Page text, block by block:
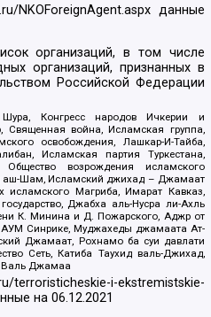
NKOForeignAgent.aspxданные
организаций, в том числе
организаций, признанных в
Российской Федерации
Конгресс народов Ичкерии и
Священная война, Исламская группа,
освобождения, Лашкар-И-Тайба,
Исламская партия Туркестана,
возрождения исламского
аш-Шам, Исламский джихад – Джамаат
исламского Магриба, Имарат Кавказ,
Джабха аль-Нусра ли-Ахль
К. Минина и Д. Пожарского, Аджр от
АУМ Синрике, Муджахеды джамаата Ат-
Джамаат, Рохнамо ба суи давлати
Сеть, Катиба Таухид валь-Джихад,
Валь Джамаа
terroristicheskie-i-ekstremistskie-
на06.12.2021